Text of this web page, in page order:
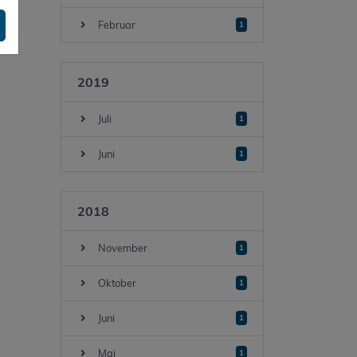
Februar 1
2019
Juli 1
Juni 1
2018
November 1
Oktober 1
Juni 1
Mai 1